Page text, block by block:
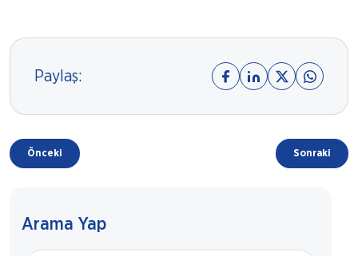
Paylaş:
Önceki Sonraki
Arama Yap